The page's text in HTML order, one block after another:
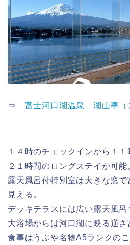
⇒ 富士河口湖温泉 湖山亭（
１４時のチェックインから１
２１時間のロングステイが可能
露天風呂付特別室は大きな窓で
見える。
デッキテラスには広い露天風呂
大浴場からは河口湖に映る逆さ
食事はうぶや名物A5ランクの